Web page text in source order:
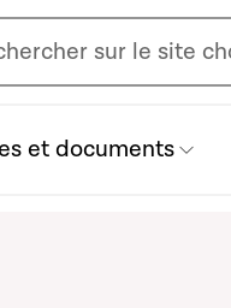
de recherche
sur le site
et documents